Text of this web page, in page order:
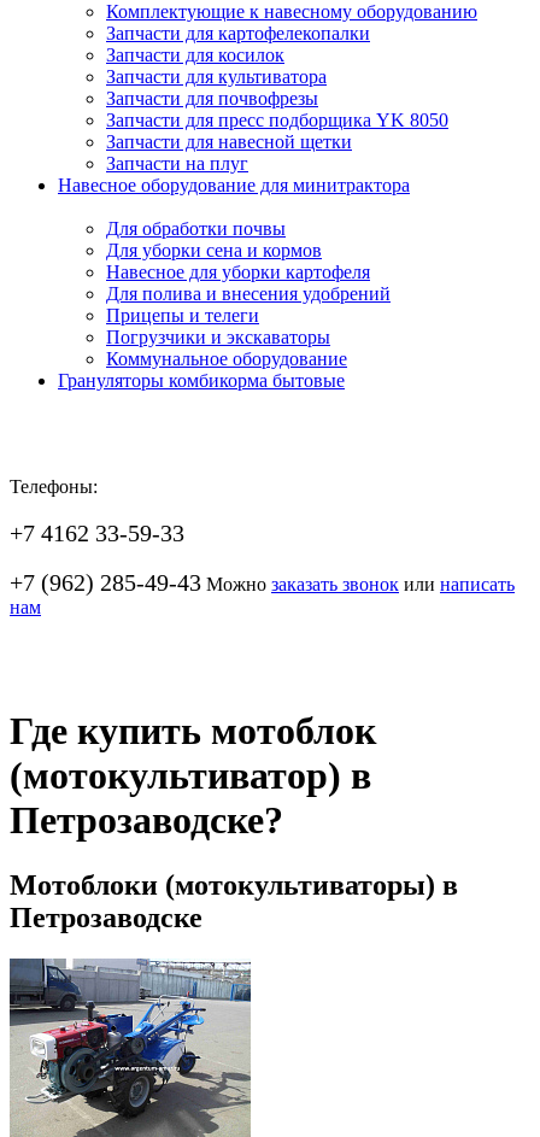
Комплектующие к навесному оборудованию
Запчасти для картофелекопалки
Запчасти для косилок
Запчасти для культиватора
Запчасти для почвофрезы
Запчасти для пресс подборщика YK 8050
Запчасти для навесной щетки
Запчасти на плуг
Навесное оборудование для минитрактора
Для обработки почвы
Для уборки сена и кормов
Навесное для уборки картофеля
Для полива и внесения удобрений
Прицепы и телеги
Погрузчики и экскаваторы
Коммунальное оборудование
Грануляторы комбикорма бытовые
Телефоны:
+7 4162 33-59-33
+7 (962) 285-49-43 Можно заказать звонок или написать
нам
Где купить мотоблок
(мотокультиватор) в
Петрозаводске?
Мотоблоки (мотокультиваторы) в
Петрозаводске